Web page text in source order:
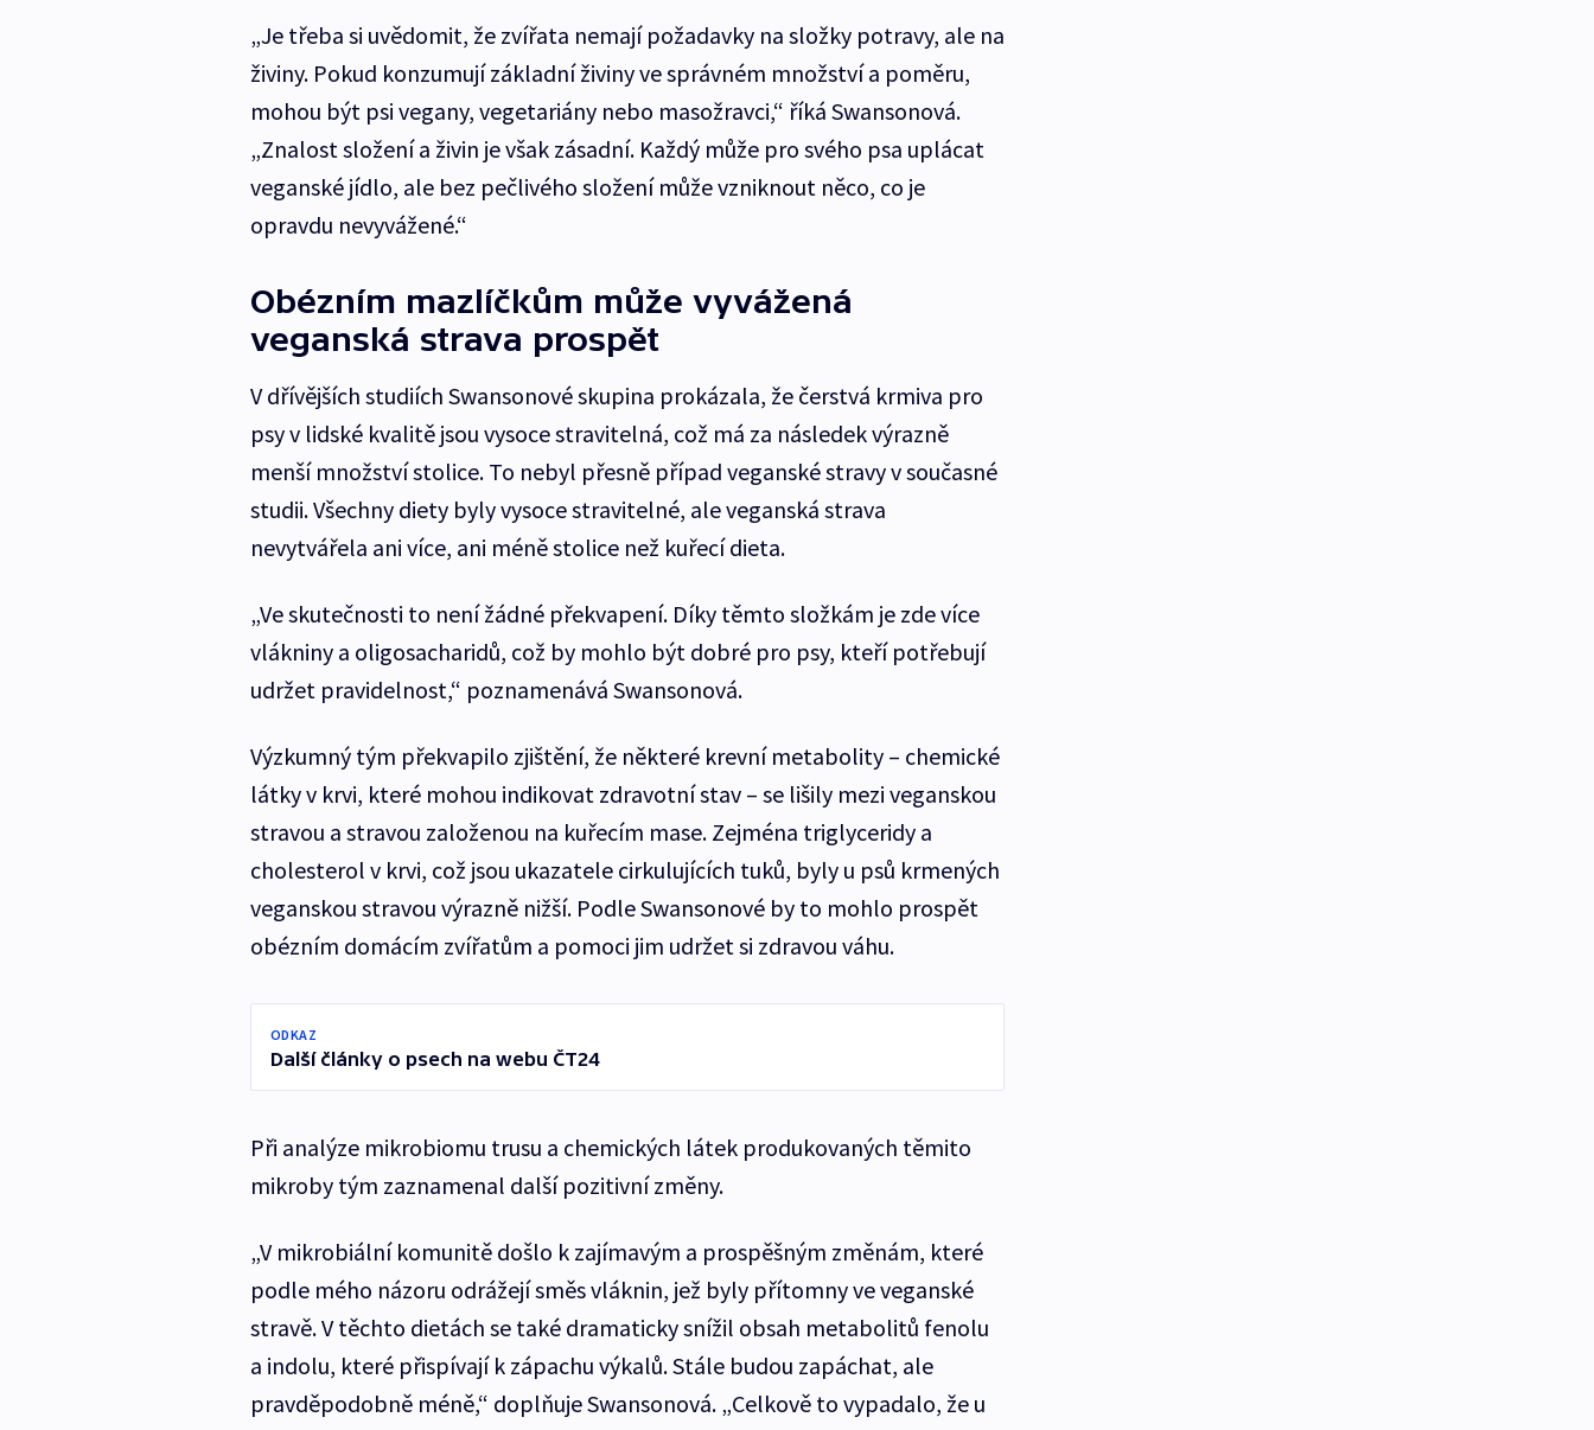
„Je třeba si uvědomit, že zvířata nemají požadavky na složky potravy, ale na
živiny. Pokud konzumují základní živiny ve správném množství a poměru,
mohou být psi vegany, vegetariány nebo masožravci,“ říká Swansonová.
„Znalost složení a živin je však zásadní. Každý může pro svého psa uplácat
veganské jídlo, ale bez pečlivého složení může vzniknout něco, co je
opravdu nevyvážené.“
Obézním mazlíčkům může vyvážená
veganská strava prospět
V dřívějších studiích Swansonové skupina prokázala, že čerstvá krmiva pro
psy v lidské kvalitě jsou vysoce stravitelná, což má za následek výrazně
menší množství stolice. To nebyl přesně případ veganské stravy v současné
studii. Všechny diety byly vysoce stravitelné, ale veganská strava
nevytvářela ani více, ani méně stolice než kuřecí dieta.
„Ve skutečnosti to není žádné překvapení. Díky těmto složkám je zde více
vlákniny a oligosacharidů, což by mohlo být dobré pro psy, kteří potřebují
udržet pravidelnost,“ poznamenává Swansonová.
Výzkumný tým překvapilo zjištění, že některé krevní metabolity – chemické
látky v krvi, které mohou indikovat zdravotní stav – se lišily mezi veganskou
stravou a stravou založenou na kuřecím mase. Zejména triglyceridy a
cholesterol v krvi, což jsou ukazatele cirkulujících tuků, byly u psů krmených
veganskou stravou výrazně nižší. Podle Swansonové by to mohlo prospět
obézním domácím zvířatům a pomoci jim udržet si zdravou váhu.
ODKAZ
Další články o psech na webu ČT24
Při analýze mikrobiomu trusu a chemických látek produkovaných těmito
mikroby tým zaznamenal další pozitivní změny.
„V mikrobiální komunitě došlo k zajímavým a prospěšným změnám, které
podle mého názoru odrážejí směs vláknin, jež byly přítomny ve veganské
stravě. V těchto dietách se také dramaticky snížil obsah metabolitů fenolu
a indolu, které přispívají k zápachu výkalů. Stále budou zapáchat, ale
pravděpodobně méně,“ doplňuje Swansonová. „Celkově to vypadalo, že u